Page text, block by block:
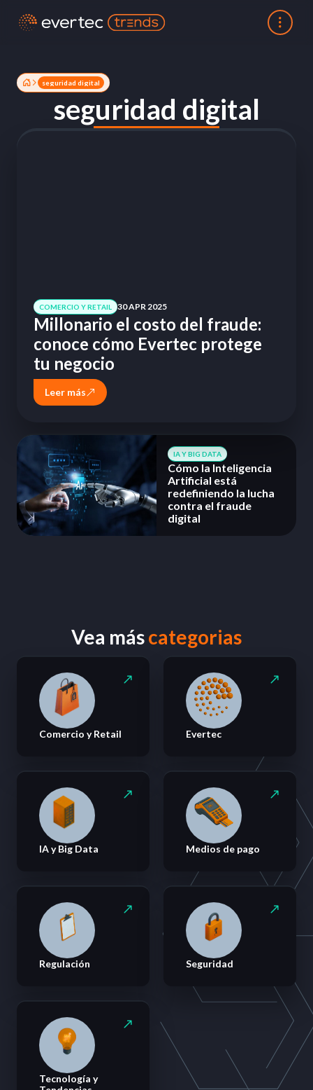
seguridad digital
seguridad digital
COMERCIO Y RETAIL 30 APR 2025
Millonario el costo del fraude:
conoce cómo Evertec protege
tu negocio
Leer más
IA Y BIG DATA
Cómo la Inteligencia
Artificial está
redefiniendo la lucha
contra el fraude
digital
Vea máscategorias
Comercio y Retail Evertec
IA y Big Data Medios de pago
Regulación Seguridad
Tecnología y